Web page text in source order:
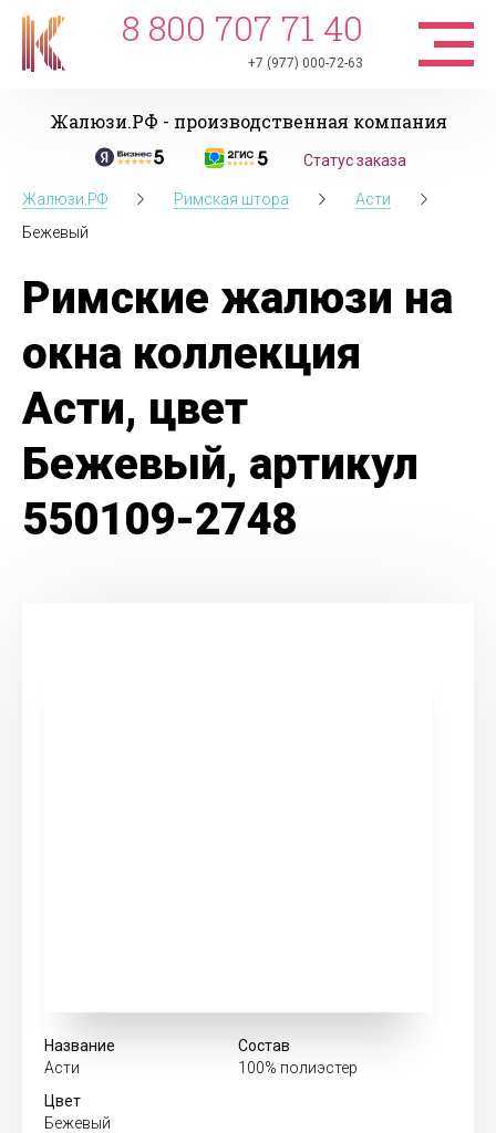
8 800 707 71 40
+7 (977) 000-72-63
Жалюзи.РФ - производственная компания
Статус заказа
Жалюзи.РФ Римская штора
Асти
Бежевый
Римские жалюзи на
окна коллекция
Асти, цвет
Бежевый, артикул
550109-2748
Название
Асти
Состав
100% полиэстер
Цвет
Бежевый